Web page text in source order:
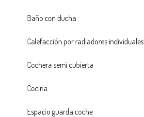
Baño con ducha
Calefacción por radiadores individuales
Cochera semi cubierta
Cocina
Espacio guarda coche